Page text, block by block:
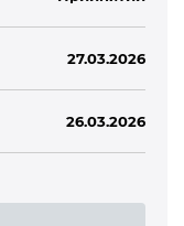
27.03.2026
26.03.2026